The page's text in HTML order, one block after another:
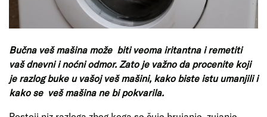
Bučna veš mašina može biti veoma iritantna i remetiti
vaš dnevni i noćni odmor. Zato je važno da procenite koji
je razlog buke u vašoj veš mašini, kako biste istu umanjili i
kako se veš mašina ne bi pokvarila.